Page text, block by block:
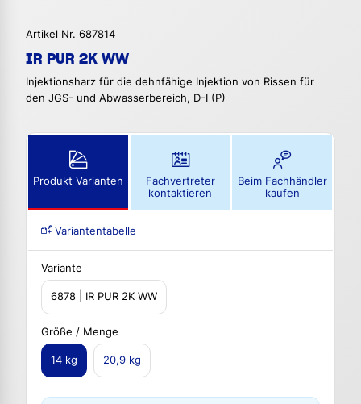
Artikel Nr. 687814
IR PUR 2K WW
Injektionsharz für die dehnfähige Injektion von Rissen für
den JGS- und Abwasserbereich, D-I (P)
Produkt Varianten
Fachvertreter
kontaktieren
Beim Fachhändler
kaufen
Variantentabelle
Variante
6878 | IR PUR 2K WW
Größe / Menge
14 kg 20,9 kg